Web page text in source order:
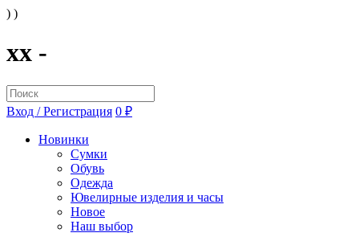
) )
xx -
Вход / Регистрация 0 ₽
Новинки
Сумки
Обувь
Одежда
Ювелирные изделия и часы
Новое
Наш выбор